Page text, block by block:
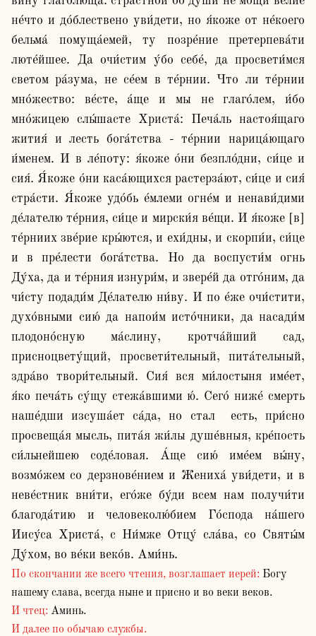
не́что и до́блествено уви́дети, но я́коже от не́коего
бельма́ помуща́емей, ту позре́ние претерпева́ти
люте́йшее. Да очи́стим у́бо себе́, да просвети́мся
светом ра́зума, не се́ем в те́рнии. Что ли те́рнии
мно́жество: ве́сте, а́ще и мы не глаго́лем, и́бо
мно́жицею слы́шасте Христа́: Печа́ль настоя́щаго
жития́ и лесть бога́тства - те́рнии нарица́ющаго
и́менем. И в ле́поту: я́коже о́ни безпло́дни, си́це и
сия́. Я́коже о́ни каса́ющихся растерза́ют, си́це и сия́
стра́сти. Я́коже удо́бь е́млеми огне́м и ненави́дими
де́лателю те́рния, си́це и мирски́я ве́щи. И я́коже [в]
те́рниих зве́рие кры́ются, и ехи́дны, и скорпи́и, си́це
и в пре́лести бога́тства. Но да воспусти́м огнь
Ду́ха, да и те́рния изнури́м, и звере́й да отго́ним, да
чи́сту подади́м Де́лателю ни́ву. И по е́же очи́стити,
духо́вными сию́ да напои́м исто́чники, да насади́м
плодоно́сную ма́слину, кротча́йший сад,
присноцвету́щий, просвети́тельный, пита́тельный,
здра́во твори́тельный. Сия́ вся ми́лостыня име́ет,
я́ко печа́ть су́щу стежа́вшими ю́. Сего́ ниже́ смерть
наше́дши изсуша́ет са́да, но стал  есть, при́сно
просвеща́я мысль, пита́я жи́лы душе́вныя, кре́пость
си́льнейшею соде́ловая. А́ще сию́ име́ем вы́ну,
возмо́жем со дерзнове́нием и Жениха́ уви́дети, и в
неве́стник вни́ти, его́же бу́ди всем нам получи́ти
благода́тию и человеколю́бием Го́спода на́шего
Иису́са Христа́, с Ни́мже Отцу́ сла́ва, со Святы́м
По скончании же всего чтения, возглашает иерей: Богу
нашему слава, всегда ныне и присно и во веки веков.
И чтец: Аминь.
И далее по обычаю службы.